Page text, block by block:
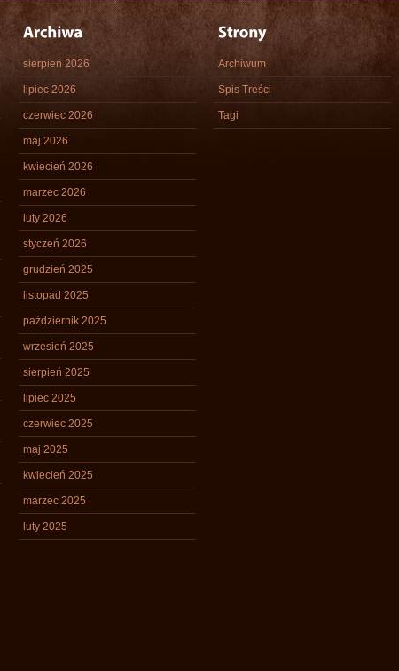
sierpień 2026
lipiec 2026
czerwiec 2026
maj 2026
kwiecień 2026
marzec 2026
luty 2026
styczeń 2026
grudzień 2025
listopad 2025
październik 2025
wrzesień 2025
sierpień 2025
lipiec 2025
czerwiec 2025
maj 2025
kwiecień 2025
marzec 2025
luty 2025
Archiwum
Spis Treści
Tagi